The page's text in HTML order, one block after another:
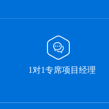
1对1专席项目经理